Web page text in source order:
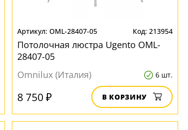
OML-28407-05 213954
Потолочная люстра Ugento OML-
28407-05
Omnilux (Италия)
6 шт.
8 750 ₽ В КОРЗИНУ